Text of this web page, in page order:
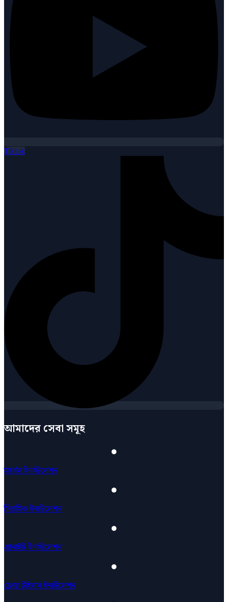
Tiktok
আমাদের সেবা সমূহ
মার্বেল ইনস্টলেশন
সিরামিক ইন্সটলেশন
গ্রানাইট ইনস্টলেশন
ফ্লোর টাইলস ইন্সটলেশন